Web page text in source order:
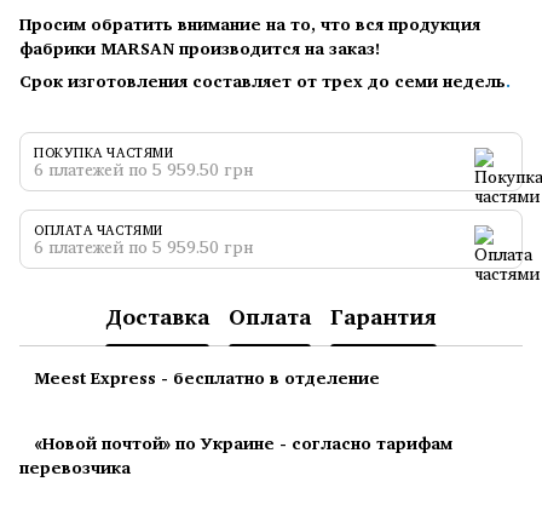
Просим обратить внимание на то, что вся продукция
фабрики MARSAN производится на заказ!
Срок изготовления составляет от трех до семи недель.
ПОКУПКА ЧАСТЯМИ
6 платежей по 5 959.50 грн
ОПЛАТА ЧАСТЯМИ
6 платежей по 5 959.50 грн
Доставка Оплата Гарантия
Meest Express - бесплатно в отделение
«Новой почтой» по Украине - согласно тарифам
перевозчика